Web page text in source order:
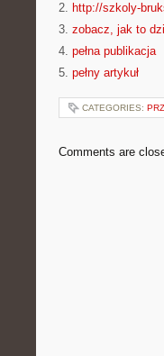
2. http://szkoly-
3. zobacz, jak to
4. pełna publikacja
5. pełny artykuł
CATEGORIES:
Comments are